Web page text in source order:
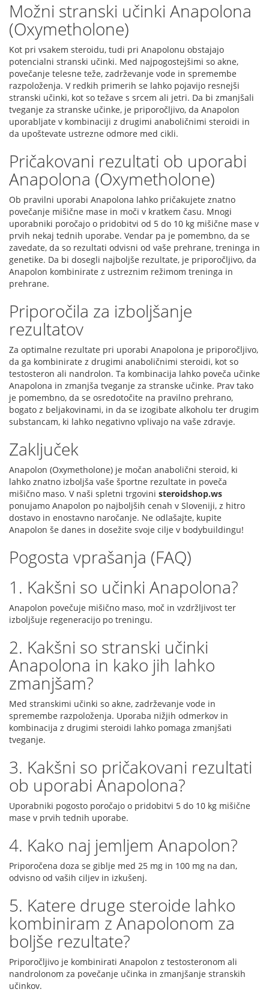
Možni stranski učinki Anapolona
(Oxymetholone)
Kot pri vsakem steroidu, tudi pri Anapolonu obstajajo
potencialni stranski učinki. Med najpogostejšimi so akne,
povečanje telesne teže, zadrževanje vode in spremembe
razpoloženja. V redkih primerih se lahko pojavijo resnejši
stranski učinki, kot so težave s srcem ali jetri. Da bi zmanjšali
tveganje za stranske učinke, je priporočljivo, da Anapolon
uporabljate v kombinaciji z drugimi anaboličnimi steroidi in
da upoštevate ustrezne odmore med cikli.
Pričakovani rezultati ob uporabi
Anapolona (Oxymetholone)
Ob pravilni uporabi Anapolona lahko pričakujete znatno
povečanje mišične mase in moči v kratkem času. Mnogi
uporabniki poročajo o pridobitvi od 5 do 10 kg mišične mase v
prvih nekaj tednih uporabe. Vendar pa je pomembno, da se
zavedate, da so rezultati odvisni od vaše prehrane, treninga in
genetike. Da bi dosegli najboljše rezultate, je priporočljivo, da
Anapolon kombinirate z ustreznim režimom treninga in
prehrane.
Priporočila za izboljšanje
rezultatov
Za optimalne rezultate pri uporabi Anapolona je priporočljivo,
da ga kombinirate z drugimi anaboličnimi steroidi, kot so
testosteron ali nandrolon. Ta kombinacija lahko poveča učinke
Anapolona in zmanjša tveganje za stranske učinke. Prav tako
je pomembno, da se osredotočite na pravilno prehrano,
bogato z beljakovinami, in da se izogibate alkoholu ter drugim
substancam, ki lahko negativno vplivajo na vaše zdravje.
Zaključek
Anapolon (Oxymetholone) je močan anabolični steroid, ki
lahko znatno izboljša vaše športne rezultate in poveča
mišično maso. V naši spletni trgovini steroidshop.ws
ponujamo Anapolon po najboljših cenah v Sloveniji, z hitro
dostavo in enostavno naročanje. Ne odlašajte, kupite
Anapolon še danes in dosežite svoje cilje v bodybuildingu!
Pogosta vprašanja (FAQ)
1. Kakšni so učinki Anapolona?
Anapolon povečuje mišično maso, moč in vzdržljivost ter
izboljšuje regeneracijo po treningu.
2. Kakšni so stranski učinki
Anapolona in kako jih lahko
zmanjšam?
Med stranskimi učinki so akne, zadrževanje vode in
spremembe razpoloženja. Uporaba nižjih odmerkov in
kombinacija z drugimi steroidi lahko pomaga zmanjšati
tveganje.
3. Kakšni so pričakovani rezultati
ob uporabi Anapolona?
Uporabniki pogosto poročajo o pridobitvi 5 do 10 kg mišične
mase v prvih tednih uporabe.
4. Kako naj jemljem Anapolon?
Priporočena doza se giblje med 25 mg in 100 mg na dan,
odvisno od vaših ciljev in izkušenj.
5. Katere druge steroide lahko
kombiniram z Anapolonom za
boljše rezultate?
Priporočljivo je kombinirati Anapolon z testosteronom ali
nandrolonom za povečanje učinka in zmanjšanje stranskih
učinkov.